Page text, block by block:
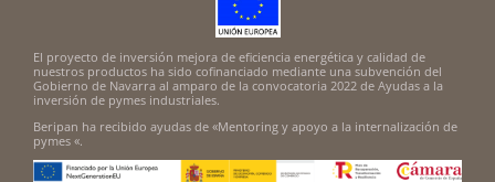
El proyecto de inversión mejora de eficiencia energética y calidad de
nuestros productos ha sido cofinanciado mediante una subvención del
Gobierno de Navarra al amparo de la convocatoria 2022 de Ayudas a la
inversión de pymes industriales.
Beripan ha recibido ayudas de «Mentoring y apoyo a la internalización de
pymes «.